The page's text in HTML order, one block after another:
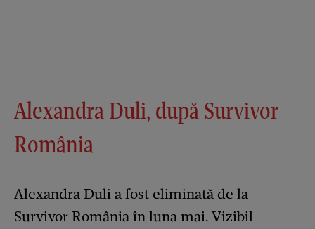
Alexandra Duli, după Survivor
România
Alexandra Duli a fost eliminată de la
Survivor România în luna mai. Vizibil